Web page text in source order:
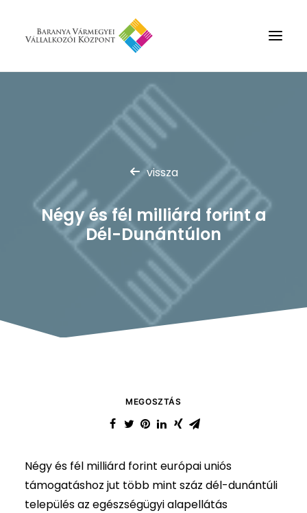
Rólunk
Szolgáltatások
Hírek
Partnerek
Kapcsolat
Keresés
vissza
Négy és fél milliárd forint a
Dél-Dunántúlon
MEGOSZTÁS
Négy és fél milliárd forint európai uniós
támogatáshoz jut több mint száz dél-dunántúli
település az egészségügyi alapellátás